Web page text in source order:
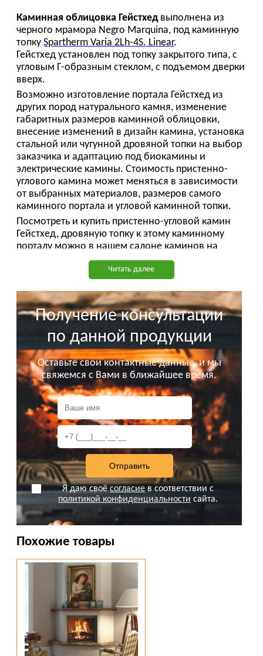
Каминная облицовка Гейстхедвыполнена из
черного мрамора Negro Marquina, под каминную
топкуSpartherm Varia 2Lh-4S. Linear.
Гейстхед установлен под топку закрытого типа, с
угловым Г-образным стеклом, с подъемом дверки
вверх.
Возможно изготовление портала Гейстхед из
других пород натурального камня, изменение
габаритных размеров каминной облицовки,
внесение изменений в дизайн камина, установка
стальной или чугунной дровяной топки на выбор
заказчика и адаптацию под биокамины и
электрические камины. Стоимость пристенно-
углового камина может меняться в зависимости
от выбранных материалов, размеров самого
каминного портала и угловой каминной топки.
Посмотреть и купить пристенно-угловой камин
Гейстхед, дровяную топку к этому каминному
порталу можно в нашемсалоне каминов на
набережной.
Срок изготовления и поставки камина Гейстхед:
Вся представленная на сайте информация не
является публичной офертой.
Читать далее
Получение консультации
по данной продукции
Оставьте свои контактные данные, и мы
свяжемся с Вами в ближайшее время.
Я даю своёсогласиев соответствии с
политикой конфиденциальности сайта.
Похожие товары